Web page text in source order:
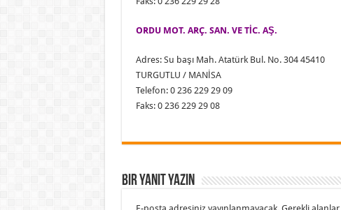
ORDU MOT. ARÇ. SAN. VE TİC. AŞ.
Adres: Su başı Mah. Atatürk Bul. No. 304 45410
TURGUTLU / MANİSA
Telefon: 0 236 229 29 09
Faks: 0 236 229 29 08
Bir yanıt yazın